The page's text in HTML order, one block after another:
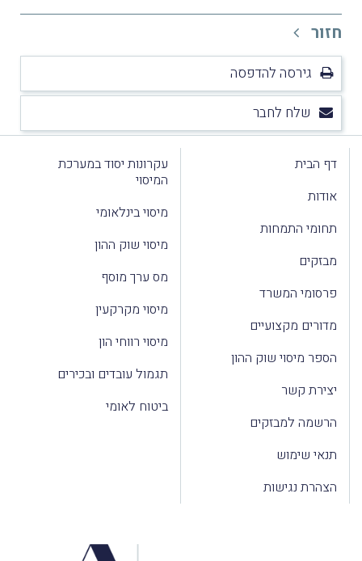
חזור
גירסה להדפסה
שלח לחבר
דף הבית
אודות
תחומי התמחות
מבזקים
פרסומי המשרד
מדורים מקצועיים
הספר מיסוי שוק ההון
יצירת קשר
הרשמה למבזקים
תנאי שימוש
הצהרת נגישות
עקרונות יסוד במערכת
המיסוי
מיסוי בינלאומי
מיסוי שוק ההון
מס ערך מוסף
מיסוי מקרקעין
מיסוי רווחי הון
תגמול עובדים ובכירים
ביטוח לאומי